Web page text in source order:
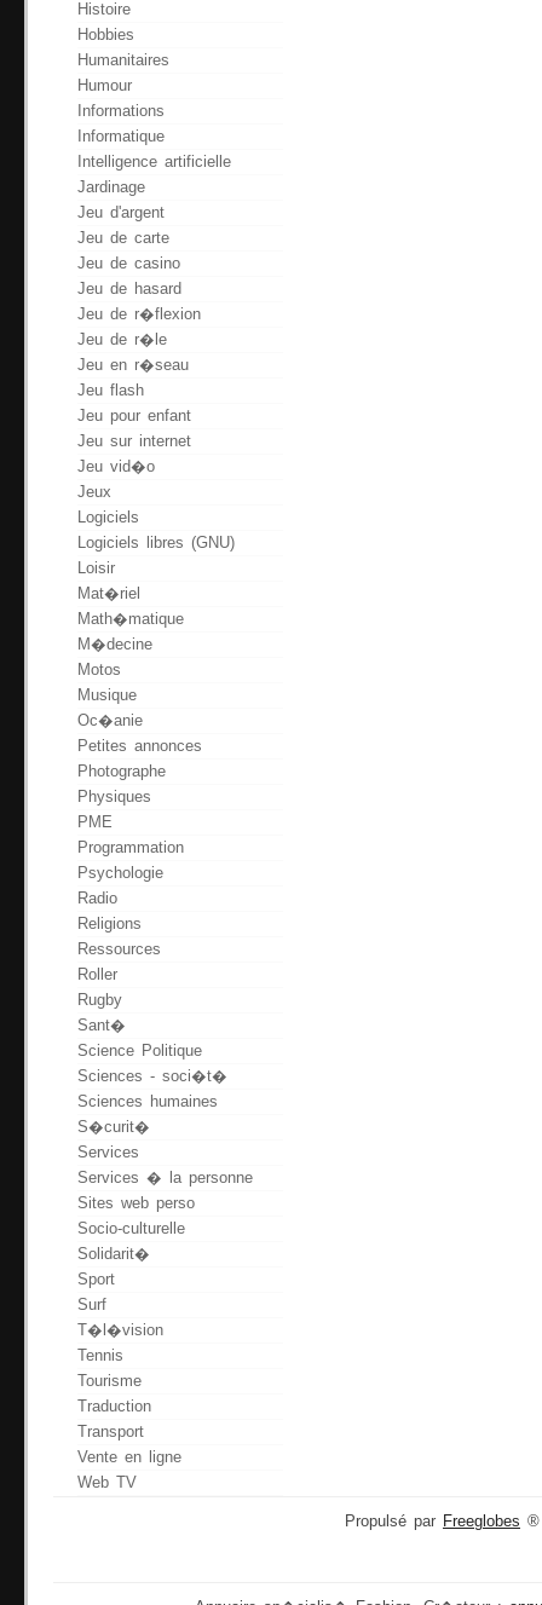
Histoire
Hobbies
Humanitaires
Humour
Informations
Informatique
Intelligence artificielle
Jardinage
Jeu d'argent
Jeu de carte
Jeu de casino
Jeu de hasard
Jeu de r�flexion
Jeu de r�le
Jeu en r�seau
Jeu flash
Jeu pour enfant
Jeu sur internet
Jeu vid�o
Jeux
Logiciels
Logiciels libres (GNU)
Loisir
Mat�riel
Math�matique
M�decine
Motos
Musique
Oc�anie
Petites annonces
Photographe
Physiques
PME
Programmation
Psychologie
Radio
Religions
Ressources
Roller
Rugby
Sant�
Science Politique
Sciences - soci�t�
Sciences humaines
S�curit�
Services
Services � la personne
Sites web perso
Socio-culturelle
Solidarit�
Sport
Surf
T�l�vision
Tennis
Tourisme
Traduction
Transport
Vente en ligne
Web TV
Propulsé par Freeglobes ®